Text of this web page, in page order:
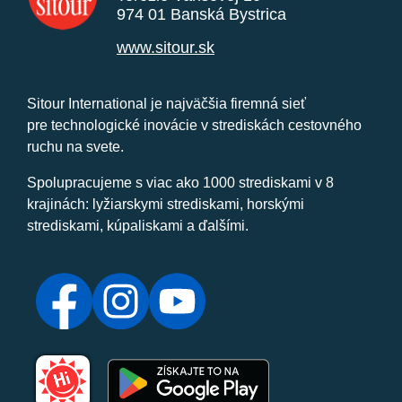
974 01 Banská Bystrica
www.sitour.sk
Sitour International je najväčšia firemná sieť
pre technologické inovácie v strediskách cestovného
ruchu na svete.
Spolupracujeme s viac ako 1000 strediskami v 8
krajinách: lyžiarskymi strediskami, horskými
strediskami, kúpaliskami a ďalšími.